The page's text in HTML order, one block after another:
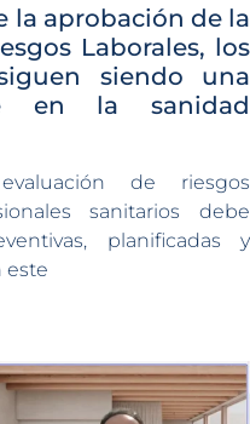
la aprobación de la
Laborales, los
siendo una
en la sanidad
de riesgos
sanitarios debe
planificadas y
este